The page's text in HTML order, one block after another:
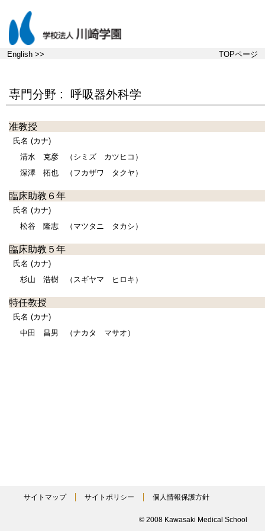
English >> TOPページ
専門分野 : 呼吸器外科学
准教授
氏名 (カナ)
清水 克彦
（シミズ カツヒコ）
深澤 拓也
（フカザワ タクヤ）
臨床助教６年
氏名 (カナ)
松谷 隆志
（マツタニ タカシ）
臨床助教５年
氏名 (カナ)
杉山 浩樹
（スギヤマ ヒロキ）
特任教授
氏名 (カナ)
中田 昌男
（ナカタ マサオ）
サイトマップ サイトポリシー 個人情報保護方針
© 2008 Kawasaki Medical School